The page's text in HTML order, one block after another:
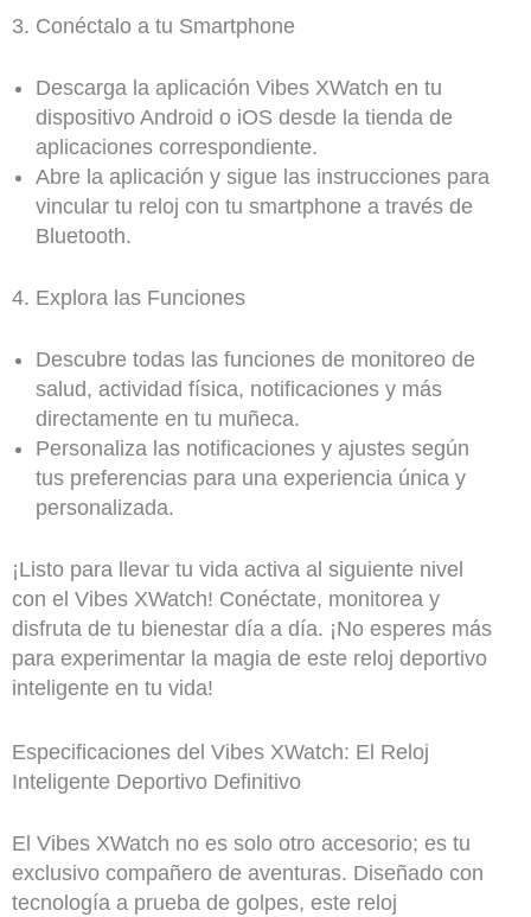
3. Conéctalo a tu Smartphone
Descarga la aplicación Vibes XWatch en tu
dispositivo Android o iOS desde la tienda de
aplicaciones correspondiente.
Abre la aplicación y sigue las instrucciones para
vincular tu reloj con tu smartphone a través de
Bluetooth.
4. Explora las Funciones
Descubre todas las funciones de monitoreo de
salud, actividad física, notificaciones y más
directamente en tu muñeca.
Personaliza las notificaciones y ajustes según
tus preferencias para una experiencia única y
personalizada.
¡Listo para llevar tu vida activa al siguiente nivel
con el Vibes XWatch! Conéctate, monitorea y
disfruta de tu bienestar día a día. ¡No esperes más
para experimentar la magia de este reloj deportivo
inteligente en tu vida!
Especificaciones del Vibes XWatch: El Reloj
Inteligente Deportivo Definitivo
El Vibes XWatch no es solo otro accesorio; es tu
exclusivo compañero de aventuras. Diseñado con
tecnología a prueba de golpes, este reloj